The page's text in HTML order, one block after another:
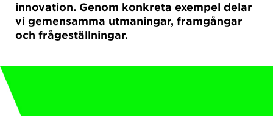
innovation. Genom konkreta exempel delar
vi gemensamma utmaningar, framgångar
och frågeställningar.